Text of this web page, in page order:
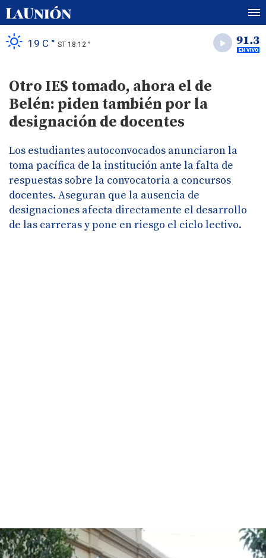
19 C ° ST 18.12 °
Otro IES tomado, ahora el de
Belén: piden también por la
designación de docentes
Los estudiantes autoconvocados anunciaron la
toma pacífica de la institución ante la falta de
respuestas sobre la convocatoria a concursos
docentes. Aseguran que la ausencia de
designaciones afecta directamente el desarrollo
de las carreras y pone en riesgo el ciclo lectivo.